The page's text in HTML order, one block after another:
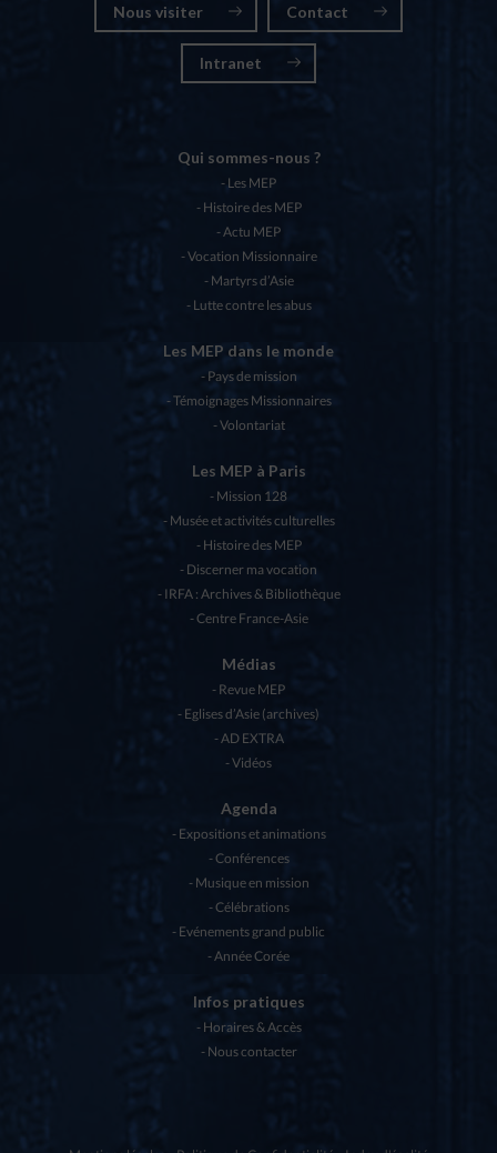
Nous visiter Contact
Intranet
Qui sommes-nous ?
Les MEP
Histoire des MEP
Actu MEP
Vocation Missionnaire
Martyrs d’Asie
Lutte contre les abus
Les MEP dans le monde
Pays de mission
Témoignages Missionnaires
Volontariat
Les MEP à Paris
Mission 128
Musée et activités culturelles
Histoire des MEP
Discerner ma vocation
IRFA : Archives & Bibliothèque
Centre France-Asie
Médias
Revue MEP
Eglises d’Asie (archives)
AD EXTRA
Vidéos
Agenda
Expositions et animations
Conférences
Musique en mission
Célébrations
Evénements grand public
Année Corée
Infos pratiques
Horaires & Accès
Nous contacter